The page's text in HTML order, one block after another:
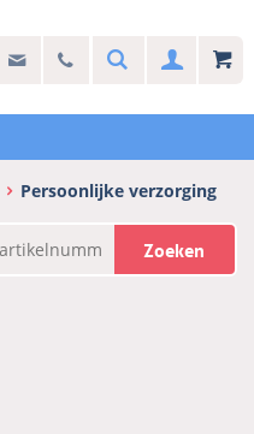
info@akb.nl
Stel uw vraag
030 69 50 814Search
Persoonlijke verzorging
Zoeken